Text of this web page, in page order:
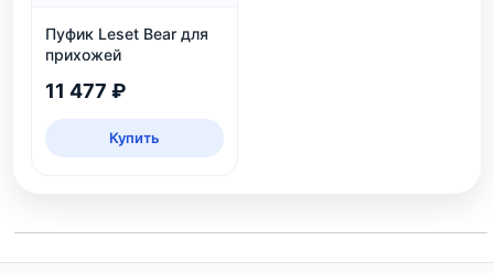
Пуфик Leset Bear для
прихожей
11 477 ₽
Купить